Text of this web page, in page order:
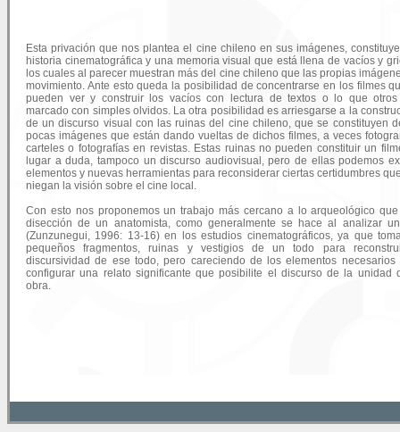
Esta privación que nos plantea el cine chileno en sus imágenes,
historia cinematográfica y una memoria visual que está llena de vacíos y
los cuales al parecer muestran más del cine chileno que las propias
movimiento. Ante esto queda la posibilidad de concentrarse en los filmes
pueden ver y construir los vacíos con lectura de textos o lo que
marcado con simples olvidos. La otra posibilidad es arriesgarse a la
de un discurso visual con las ruinas del cine chileno, que se constituyen
pocas imágenes que están dando vueltas de dichos filmes, a veces
carteles o fotografías en revistas. Estas ruinas no pueden constituir un
lugar a duda, tampoco un discurso audiovisual, pero de ellas podemos
elementos y nuevas herramientas para reconsiderar ciertas certidumbres
niegan la visión sobre el cine local.
Con esto nos proponemos un trabajo más cercano a lo arqueológico
disección de un anatomista, como generalmente se hace al analizar
(Zunzunegui, 1996: 13-16) en los estudios cinematográficos, ya que
pequeños fragmentos, ruinas y vestigios de un todo para
discursividad de ese todo, pero careciendo de los elementos necesarios
configurar una relato significante que posibilite el discurso de la unidad
obra.